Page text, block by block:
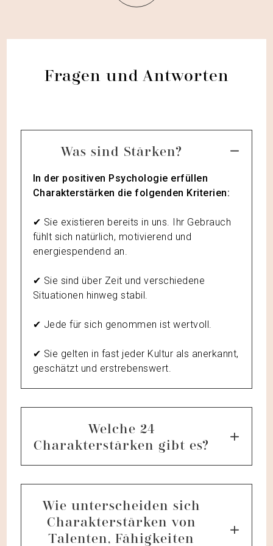
Fragen und Antworten
Was sind Stärken?
In der positiven Psychologie erfüllen
Charakterstärken die folgenden Kriterien:
✔︎ Sie existieren bereits in uns. Ihr Gebrauch
fühlt sich natürlich, motivierend und
energiespendend an.
✔︎ Sie sind über Zeit und verschiedene
Situationen hinweg stabil.
✔︎ Jede für sich genommen ist wertvoll.
✔︎ Sie gelten in fast jeder Kultur als anerkannt,
geschätzt und erstrebenswert.
Welche 24
Charakterstärken gibt es?
Wie unterscheiden sich
Charakterstärken von
Talenten, Fähigkeiten